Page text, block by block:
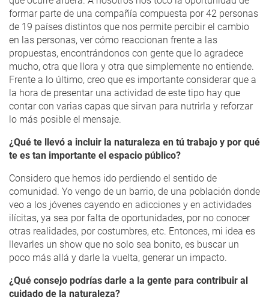
formar parte de una compañía compuesta por 42 personas
de 19 países distintos que nos permite percibir el cambio
en las personas, ver cómo reaccionan frente a las
propuestas, encontrándonos con gente que lo agradece
mucho, otra que llora y otra que simplemente no entiende.
Frente a lo último, creo que es importante considerar que a
la hora de presentar una actividad de este tipo hay que
contar con varias capas que sirvan para nutrirla y reforzar
lo más posible el mensaje.
¿Qué te llevó a incluir la naturaleza en tú trabajo y por qué
te es tan importante el espacio público?
Considero que hemos ido perdiendo el sentido de
comunidad. Yo vengo de un barrio, de una población donde
veo a los jóvenes cayendo en adicciones y en actividades
ilícitas, ya sea por falta de oportunidades, por no conocer
otras realidades, por costumbres, etc. Entonces, mi idea es
llevarles un show que no solo sea bonito, es buscar un
poco más allá y darle la vuelta, generar un impacto.
¿Qué consejo podrías darle a la gente para contribuir al
cuidado de la naturaleza?